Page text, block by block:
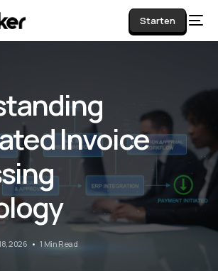
Starten
Invoice
2026 1 Min Read